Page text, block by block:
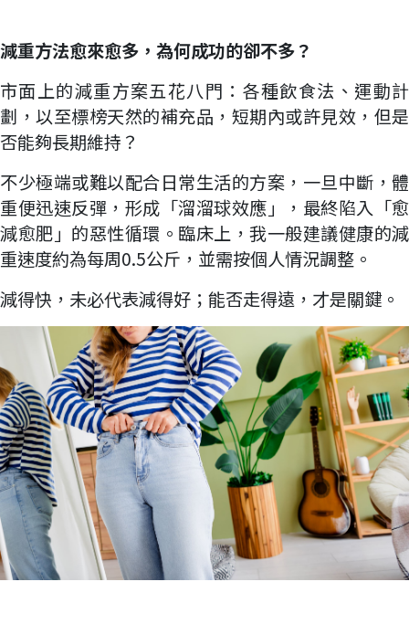
減重方法愈來愈多，為何成功的卻不多？
市面上的減重方案五花八門：各種飲食法、運動計
劃，以至標榜天然的補充品，短期內或許見效，但是
否能夠長期維持？
不少極端或難以配合日常生活的方案，一旦中斷，體
重便迅速反彈，形成「溜溜球效應」，最終陷入「愈
減愈肥」的惡性循環。臨床上，我一般建議健康的減
重速度約為每周0.5公斤，並需按個人情況調整。
減得快，未必代表減得好；能否走得遠，才是關鍵。